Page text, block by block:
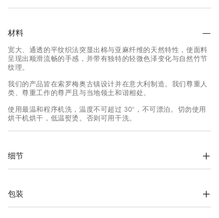
材料
宽大、通透的平纹织法突显出棉与亚麻纤维的天然特性，使面料
呈现出顺滑流畅的手感，并带有独特的轻微色泽变化与自然竹节
纹理。
我们的产品皆在索罗梅奥古镇设计并在意大利制造。我们尊重人
类、尊重工作的尊严且与当地领土和谐相处。
使用最温和程序机洗，温度不可超过 30°，不可漂泊。切勿使用
烘干机烘干，低温熨烫。否则可用干洗。
细节
上部贴袋
贴袋式下摆口袋
袖口一颗珍珠扣
包装